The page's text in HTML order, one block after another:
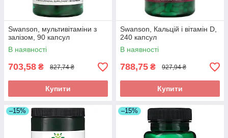
Swanson, мультивітаміни з
залізом, 90 капсул
В наявності
703,58 ₴ 827,74 ₴
Купити
Swanson, Кальцій і вітамін D,
240 капсул
В наявності
788,75 ₴ 927,94 ₴
Купити
–15% –15%